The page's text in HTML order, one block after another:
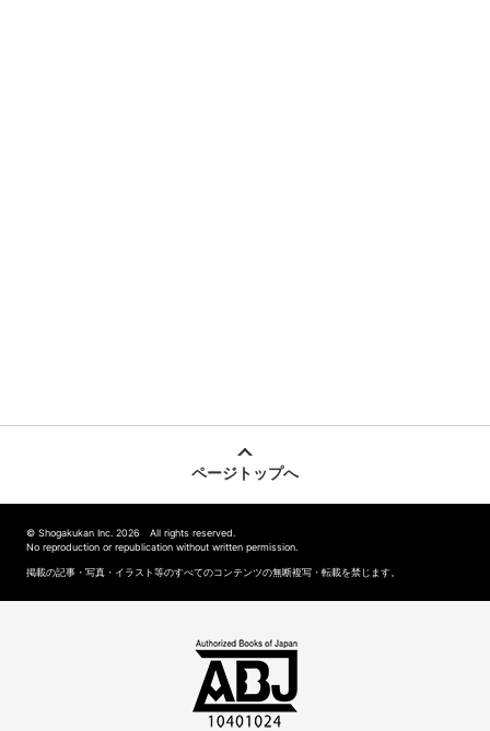
ページトップへ
© Shogakukan Inc. 2026 All rights reserved.
No reproduction or republication without written permission.
掲載の記事・写真・イラスト等のすべてのコンテンツの無断複写・転載を禁じます。